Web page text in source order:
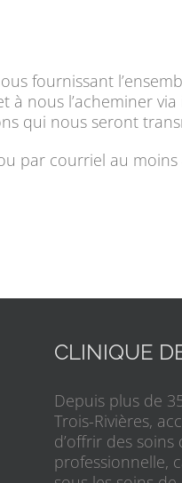
fournissant
nous l’acheminer
qui nous seront
courriel au moins
CLINIQUE
Depuis plus de
Trois-Rivières,
d’offrir des
professionnelle,